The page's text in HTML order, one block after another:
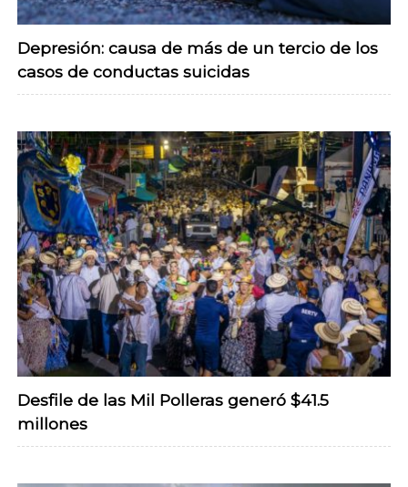
Depresión: causa de más de un tercio de los
casos de conductas suicidas
Desfile de las Mil Polleras generó $41.5
millones